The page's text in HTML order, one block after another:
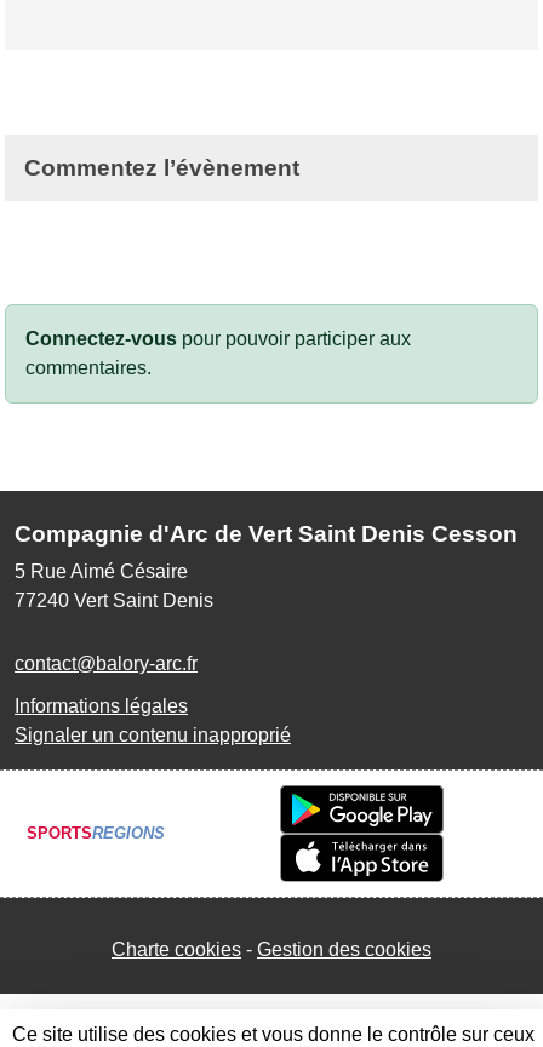
Commentez l’évènement
Connectez-vous pour pouvoir participer aux
commentaires.
Compagnie d'Arc de Vert Saint Denis Cesson
5 Rue Aimé Césaire
77240 Vert Saint Denis
contact@balory-arc.fr
Informations légales
Signaler un contenu inapproprié
SPORTSREGIONS
Charte cookies Gestion des cookies
Ce site utilise des cookies et vous donne le contrôle sur ceux